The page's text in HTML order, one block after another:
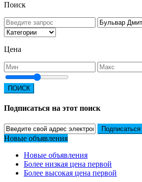
Поиск
Цена
ПОИСК
Подписаться на этот поиск
Подписаться
Новые объявления
Новые объявления
Более низкая цена первой
Более высокая цена первой